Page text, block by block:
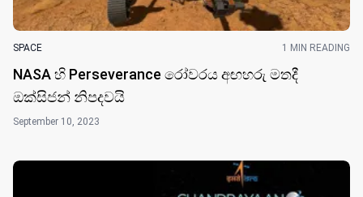
SPACE 1 MIN READING
NASA හි Perseverance රෝවරය අඟහරු මතදී
ඔක්සිජන් නිපදවයි
September 10, 2023